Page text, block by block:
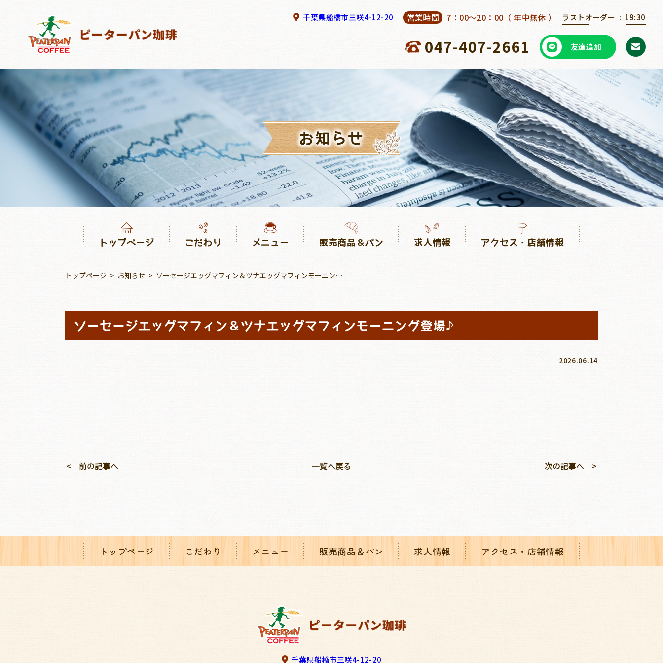
千葉県船橋市三咲4-12-20 営業時間 7：00～20：00（ 年中無休 ） ラストオーダー 19:30
047-407-2661 友達追加
お知らせ
トップページ こだわり メニュー 販売商品＆パン 求人情報 アクセス・店舗情報
トップページ お知らせ
ソーセージエッグマフィン＆ツナエッグマフィンモーニング
ソーセージエッグマフィン＆ツナエッグマフィンモーニング登場♪
2026.06.14
前の記事へ 一覧へ戻る 次の記事へ
トップページ こだわり メニュー 販売商品＆パン 求人情報 アクセス・店舗情報
千葉県船橋市三咲4-12-20